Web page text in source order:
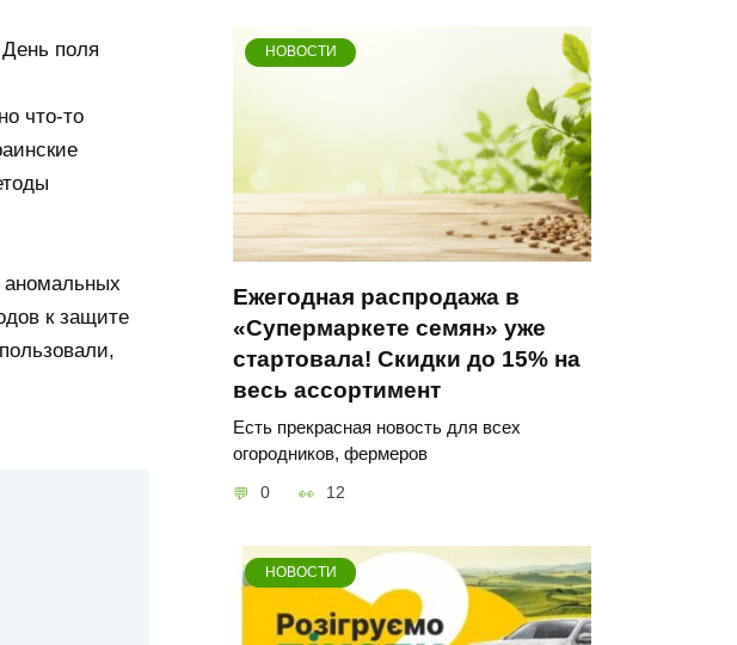
поля
что-то
аномальных
к защите
НОВОСТИ
Ежегодная распродажа в
«Супермаркете семян» уже
стартовала! Скидки до 15% на
весь ассортимент
Есть прекрасная новость для всех
огородников, фермеров
0 12
НОВОСТИ